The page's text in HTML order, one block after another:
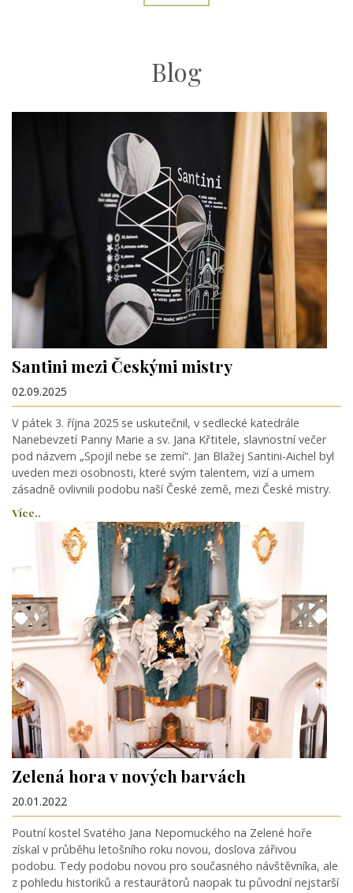
Blog
Santini mezi Českými mistry
02.09.2025
V pátek 3. října 2025 se uskutečnil, v sedlecké katedrále
Nanebevzetí Panny Marie a sv. Jana Křtitele, slavnostní večer
pod názvem „Spojil nebe se zemí“. Jan Blažej Santini-Aichel byl
uveden mezi osobnosti, které svým talentem, vizí a umem
zásadně ovlivnili podobu naší České země, mezi České mistry.
Více..
Zelená hora v nových barvách
20.01.2022
Poutní kostel Svatého Jana Nepomuckého na Zelené hoře
získal v průběhu letošního roku novou, doslova zářivou
podobu. Tedy podobu novou pro současného návštěvníka, ale
z pohledu historiků a restaurátorů naopak tu původní nejstarší